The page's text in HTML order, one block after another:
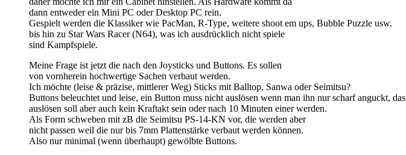
dann entweder ein Mini PC oder Desktop PC rein.
Gespielt werden die Klassiker wie PacMan, R-Type, weitere shoot em ups, Bubble Puzzle usw.
bis hin zu Star Wars Racer (N64), was ich ausdrücklich nicht spiele
sind Kampfspiele.
Meine Frage ist jetzt die nach den Joysticks und Buttons. Es sollen
von vornherein hochwertige Sachen verbaut werden.
Ich möchte (leise & präzise, mittlerer Weg) Sticks mit Balltop, Sanwa oder Seimitsu?
Buttons beleuchtet und leise, ein Button muss nicht auslösen wenn man ihn nur scharf anguckt, das
auslösen soll aber auch kein Kraftakt sein oder nach 10 Minuten einer werden.
Als Form schweben mit zB die Seimitsu PS-14-KN vor, die werden aber
nicht passen weil die nur bis 7mm Plattenstärke verbaut werden können.
Also nur minimal (wenn überhaupt) gewölbte Buttons.